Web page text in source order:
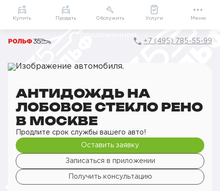
Приложение
Мой РОЛЬФ
Подарки внутри
+7 (495) 785-55-99
Главная
РОЛЬФ Сервис
Сервис Renault
Детейлинг
Обработка зеркал и стёкол
Антидождь на лобовое стекло
АНТИДОЖДЬ НА
ЛОБОВОЕ СТЕКЛО РЕНО
В МОСКВЕ
Продлите срок службы вашего авто!
Оставить заявку
Записаться в приложении
Получить консультацию
Купить Продать Обслужить Услуги Меню